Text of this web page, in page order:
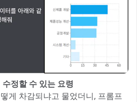
정할 수 있는 요령
게 차감되냐고 물었더니, 프롬프